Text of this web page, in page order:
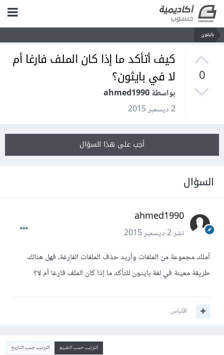
بايثون
0
كيف أتأكد ما إذا كان الملف فارغا أم
لا في بايثون؟
بواسطة ahmed1990
2 ديسمبر 2015
أجب على هذا السؤال
السؤال
ahmed1990
نشر2 ديسمبر 2015
أملك مجموعة من الملفات وأريد حذف الملفات الفارغة، فهل هنالك
طريقة معينة في لغة بايثون للتأكد ما إذا كان الملف فارغا أم لا؟
اقتباس
الترتيب حسب التقييم الترتيب حسب التاريخ